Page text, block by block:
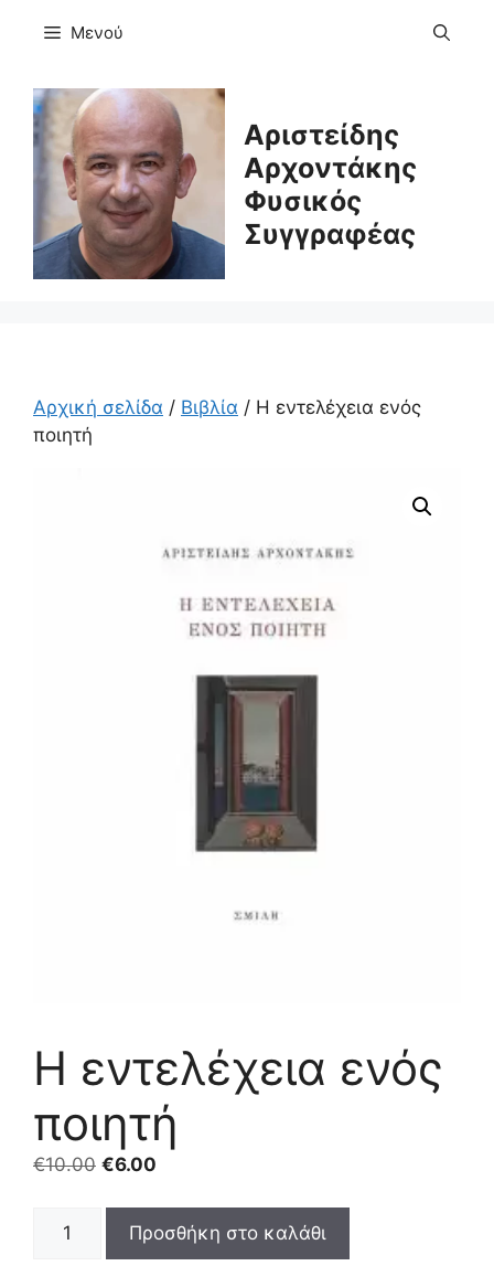
Μενού
Αριστείδης
Αρχοντάκης
Φυσικός
Συγγραφέας
Αρχική σελίδα / Βιβλία / Η εντελέχεια ενός
ποιητή
Η εντελέχεια ενός
ποιητή
€10.00 €6.00
εντελέχεια
Προσθήκη στο καλάθι